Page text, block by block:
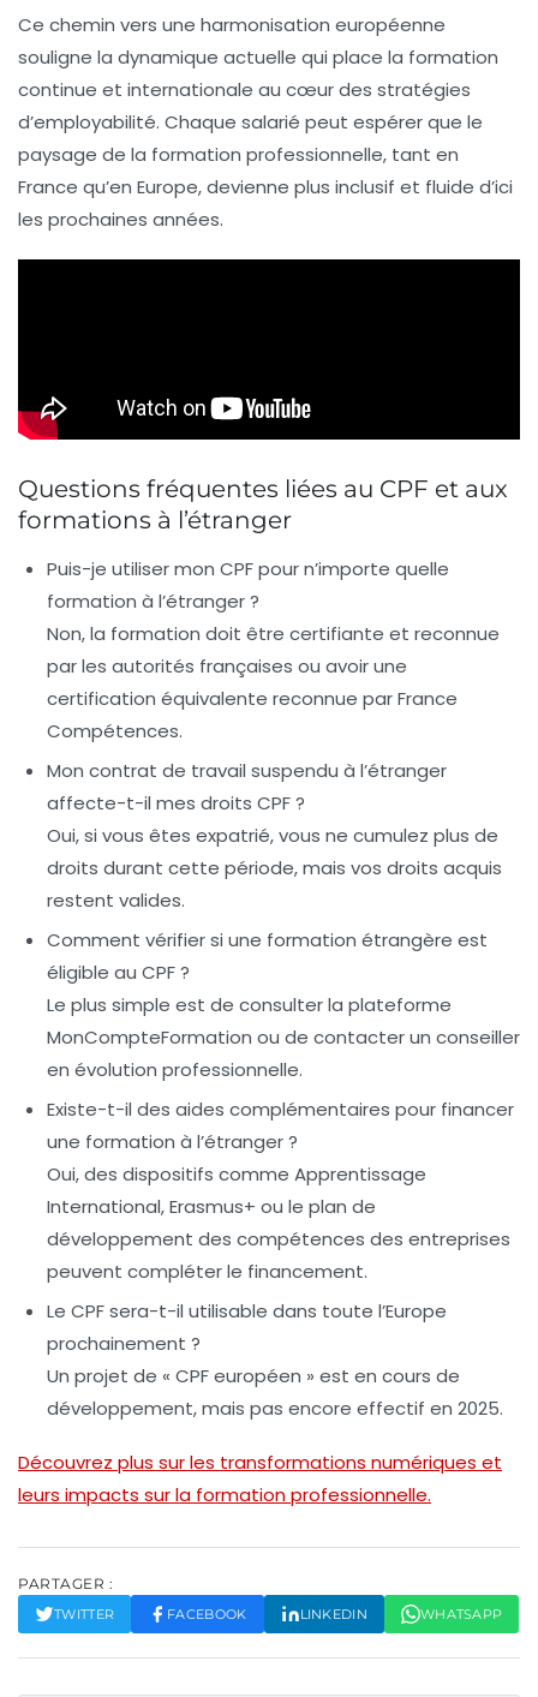
Ce chemin vers une harmonisation européenne
souligne la dynamique actuelle qui place la formation
continue et internationale au cœur des stratégies
d’employabilité. Chaque salarié peut espérer que le
paysage de la formation professionnelle, tant en
France qu’en Europe, devienne plus inclusif et fluide d’ici
les prochaines années.
Questions fréquentes liées au CPF et aux
formations à l’étranger
Puis-je utiliser mon CPF pour n’importe quelle
formation à l’étranger ?
Non, la formation doit être certifiante et reconnue
par les autorités françaises ou avoir une
certification équivalente reconnue par France
Compétences.
Mon contrat de travail suspendu à l’étranger
affecte-t-il mes droits CPF ?
Oui, si vous êtes expatrié, vous ne cumulez plus de
droits durant cette période, mais vos droits acquis
restent valides.
Comment vérifier si une formation étrangère est
éligible au CPF ?
Le plus simple est de consulter la plateforme
MonCompteFormation ou de contacter un conseiller
en évolution professionnelle.
Existe-t-il des aides complémentaires pour financer
une formation à l’étranger ?
Oui, des dispositifs comme Apprentissage
International, Erasmus+ ou le plan de
développement des compétences des entreprises
peuvent compléter le financement.
Le CPF sera-t-il utilisable dans toute l’Europe
prochainement ?
Un projet de « CPF européen » est en cours de
développement, mais pas encore effectif en 2025.
Découvrez plus sur les transformations numériques et
leurs impacts sur la formation professionnelle.
PARTAGER :
TWITTER FACEBOOK LINKEDIN WHATSAPP